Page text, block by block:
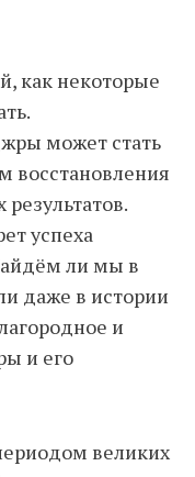
как некоторые
может стать
восстановления
успеха
ли мы в
даже в истории
и
и его
великих